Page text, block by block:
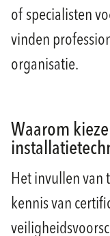
of specialisten
vinden
organisatie.
Waarom
Het invullen van
kennis van